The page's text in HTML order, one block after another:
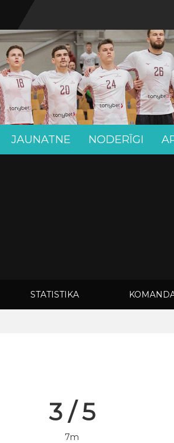
JAUNATNE NODERĪGI
STATISTIKA
3 / 5
7m